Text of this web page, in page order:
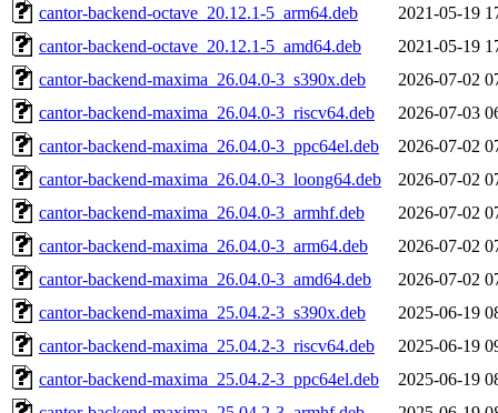
cantor-backend-octave_20.12.1-5_arm64.deb
2021-05-19
cantor-backend-octave_20.12.1-5_amd64.deb
2021-05-19
cantor-backend-maxima_26.04.0-3_s390x.deb
2026-07-02
cantor-backend-maxima_26.04.0-3_riscv64.deb
2026-07-03
cantor-backend-maxima_26.04.0-3_ppc64el.deb
2026-07-02
cantor-backend-maxima_26.04.0-3_loong64.deb
2026-07-02
cantor-backend-maxima_26.04.0-3_armhf.deb
2026-07-02
cantor-backend-maxima_26.04.0-3_arm64.deb
2026-07-02
cantor-backend-maxima_26.04.0-3_amd64.deb
2026-07-02
cantor-backend-maxima_25.04.2-3_s390x.deb
2025-06-19
cantor-backend-maxima_25.04.2-3_riscv64.deb
2025-06-19
cantor-backend-maxima_25.04.2-3_ppc64el.deb
2025-06-19